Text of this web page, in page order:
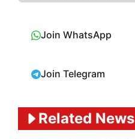
Join WhatsApp
Join Telegram
Related News